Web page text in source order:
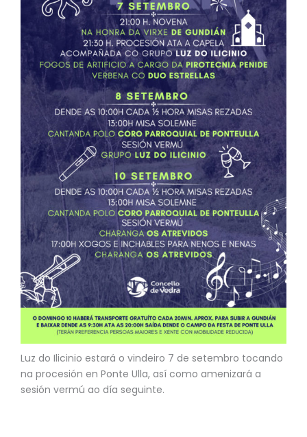
Luz do Ilicinio estará o vindeiro 7 de setembro tocando
na procesión en Ponte Ulla, así como amenizará a
sesión vermú ao día seguinte.